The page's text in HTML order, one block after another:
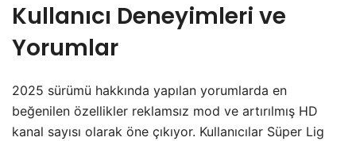
Kullanıcı Deneyimleri ve
Yorumlar
2025 sürümü hakkında yapılan yorumlarda en
beğenilen özellikler reklamsız mod ve artırılmış HD
kanal sayısı olarak öne çıkıyor. Kullanıcılar Süper Lig